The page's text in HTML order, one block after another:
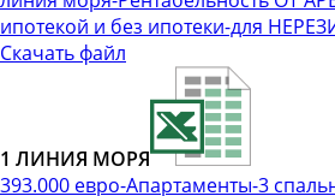
ипотекой и без ипотеки-для
Скачать файл
1 ЛИНИЯ МОРЯ
393.000 евро-Апартаменты-3